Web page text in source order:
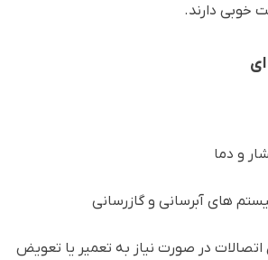
خوبی دارند.
و دما
های آبرسانی و گازرسانی
در صورت نیاز به تعمیر یا تعویض